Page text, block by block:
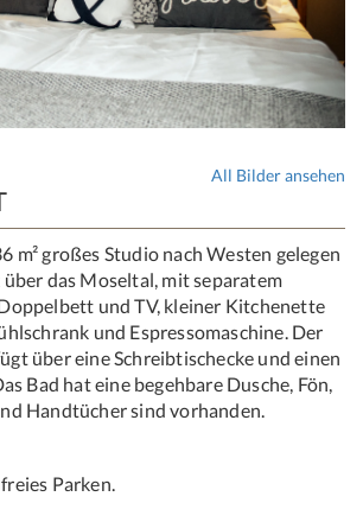
All Bilder ansehen
m² großes Studio nach Westen gelegen
das Moseltal, mit separatem
und TV, kleiner Kitchenette
und Espressomaschine. Der
über eine Schreibtischecke und einen
Bad hat eine begehbare Dusche, Fön,
Handtücher sind vorhanden.
Parken.